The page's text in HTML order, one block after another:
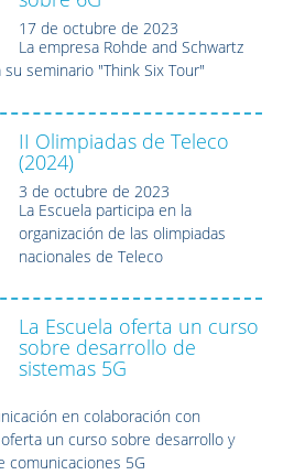
17 de octubre de 2023
La empresa Rohde and Schwartz
seminario "Think Six Tour"
II Olimpiadas de Teleco
(2024)
3 de octubre de 2023
La Escuela participa en la
organización de las olimpiadas
nacionales de Teleco
La Escuela oferta un curso
sobre desarrollo de
sistemas 5G
en colaboración con
un curso sobre desarrollo y
comunicaciones 5G